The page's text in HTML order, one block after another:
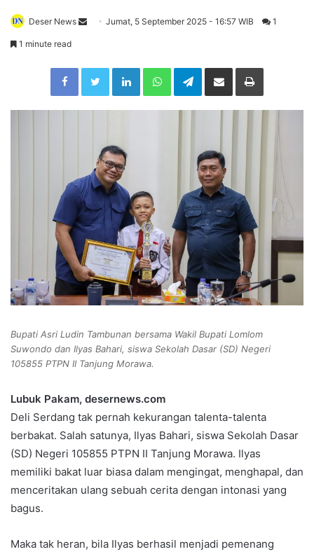
Deser News
a
i
l
Jumat, 5 September 2025 - 16:57 WIB 1
1 minute read
Facebook Twitter LinkedIn WhatsApp Telegram
Bupati Asri Ludin Tambunan bersama Wakil Bupati Lomlom
Suwondo dan Ilyas Bahari, siswa Sekolah Dasar (SD) Negeri
105855 PTPN II Tanjung Morawa.
Lubuk Pakam, desernews.com
Deli Serdang tak pernah kekurangan talenta-talenta
berbakat. Salah satunya, Ilyas Bahari, siswa Sekolah Dasar
(SD) Negeri 105855 PTPN II Tanjung Morawa. Ilyas
memiliki bakat luar biasa dalam mengingat, menghapal, dan
menceritakan ulang sebuah cerita dengan intonasi yang
bagus.
Maka tak heran, bila Ilyas berhasil menjadi pemenang